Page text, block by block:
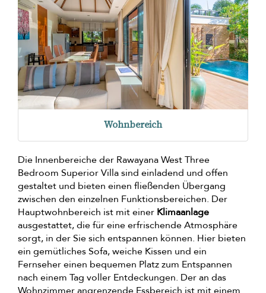
Wohnbereich
Die Innenbereiche der Rawayana West Three
Bedroom Superior Villa sind einladend und offen
gestaltet und bieten einen fließenden Übergang
zwischen den einzelnen Funktionsbereichen. Der
Hauptwohnbereich ist mit einer Klimaanlage
ausgestattet, die für eine erfrischende Atmosphäre
sorgt, in der Sie sich entspannen können. Hier bieten
ein gemütliches Sofa, weiche Kissen und ein
Fernseher einen bequemen Platz zum Entspannen
nach einem Tag voller Entdeckungen. Der an das